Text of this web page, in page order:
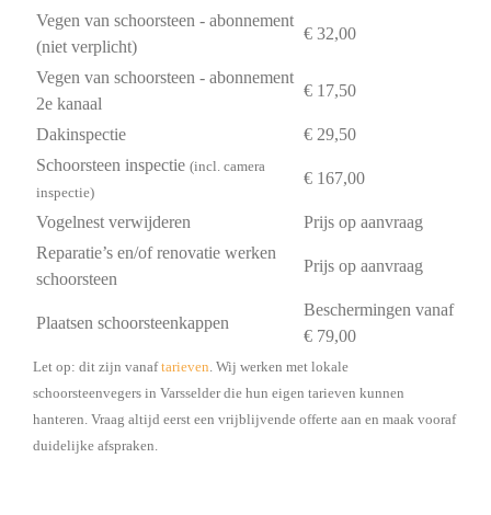
Vegen van schoorsteen - abonnement
(niet verplicht)
€ 32,00
Vegen van schoorsteen - abonnement
2e kanaal
€ 17,50
Dakinspectie
€ 29,50
Schoorsteen inspectie (incl. camera
inspectie)
€ 167,00
Vogelnest verwijderen
Prijs op aanvraag
Reparatie’s en/of renovatie werken
schoorsteen
Prijs op aanvraag
Plaatsen schoorsteenkappen
Beschermingen vanaf
€ 79,00
Let op: dit zijn vanaftarieven . Wij werken met lokale
schoorsteenvegers in Varsselder die hun eigen tarieven kunnen
hanteren. Vraag altijd eerst een vrijblijvende offerte aan en maak vooraf
duidelijke afspraken.